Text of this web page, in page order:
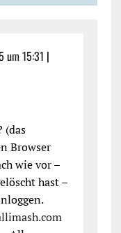
um 15:31 |
(das
Browser
wie vor –
hast –